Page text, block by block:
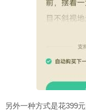
另外一种方式是花399